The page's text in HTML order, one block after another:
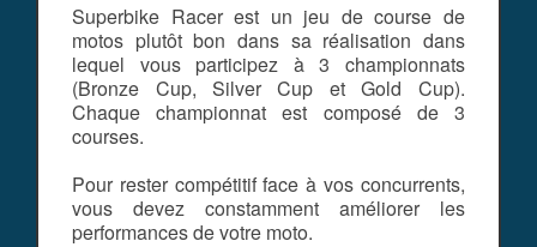
Superbike Racer est un jeu de course de
motos plutôt bon dans sa réalisation dans
lequel vous participez à 3 championnats
(Bronze Cup, Silver Cup et Gold Cup).
Chaque championnat est composé de 3
courses.
Pour rester compétitif face à vos concurrents,
vous devez constamment améliorer les
performances de votre moto.